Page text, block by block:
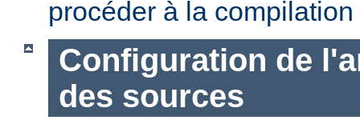
procéder à la
Configuration de
des sources